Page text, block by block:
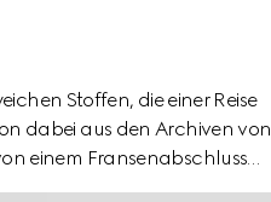
Stoffen, die einer Reise
dabei aus den Archiven von
einem Fransenabschluss